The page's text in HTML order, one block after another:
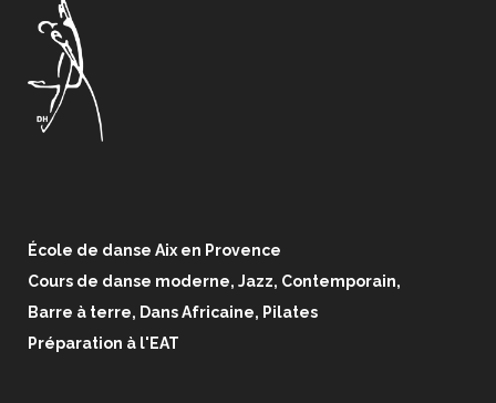
École de danse Aix en Provence
Cours de danse moderne, Jazz, Contemporain,
Barre à terre, Dans Africaine, Pilates
Préparation à l'EAT